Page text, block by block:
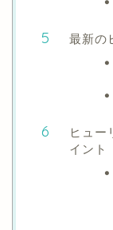
最新の
ヒュー
イント